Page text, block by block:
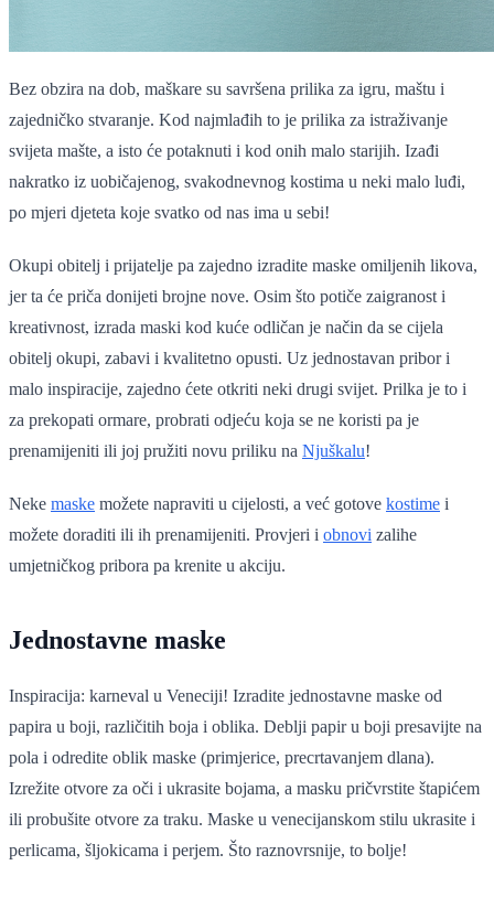
Bez obzira na dob, maškare su savršena prilika za igru, maštu i
zajedničko stvaranje. Kod najmlađih to je prilika za istraživanje
svijeta mašte, a isto će potaknuti i kod onih malo starijih. Izađi
nakratko iz uobičajenog, svakodnevnog kostima u neki malo luđi,
po mjeri djeteta koje svatko od nas ima u sebi!
Okupi obitelj i prijatelje pa zajedno izradite maske omiljenih likova,
jer ta će priča donijeti brojne nove. Osim što potiče zaigranost i
kreativnost, izrada maski kod kuće odličan je način da se cijela
obitelj okupi, zabavi i kvalitetno opusti. Uz jednostavan pribor i
malo inspiracije, zajedno ćete otkriti neki drugi svijet. Prilka je to i
za prekopati ormare, probrati odjeću koja se ne koristi pa je
prenamijeniti ili joj pružiti novu priliku na Njuškalu!
Neke maske možete napraviti u cijelosti, a već gotove kostime i
možete doraditi ili ih prenamijeniti. Provjeri i obnovi zalihe
umjetničkog pribora pa krenite u akciju.
Jednostavne maske
Inspiracija: karneval u Veneciji! Izradite jednostavne maske od
papira u boji, različitih boja i oblika. Deblji papir u boji presavijte na
pola i odredite oblik maske (primjerice, precrtavanjem dlana).
Izrežite otvore za oči i ukrasite bojama, a masku pričvrstite štapićem
ili probušite otvore za traku. Maske u venecijanskom stilu ukrasite i
perlicama, šljokicama i perjem. Što raznovrsnije, to bolje!